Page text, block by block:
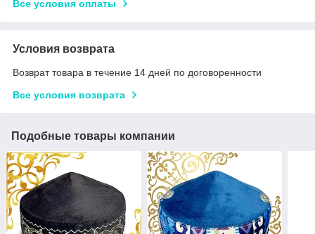
Все условия оплаты
Условия возврата
Возврат товара в течение 14 дней по договоренности
Все условия возврата
Подобные товары компании